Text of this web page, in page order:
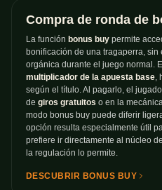
Compra de ronda de
La función bonus buy permite
bonificación de una tragaperra, sin
orgánica durante el juego normal.
multiplicador de la apuesta base
según el título. Al pagarlo, el
de giros gratuitos o en la
modo bonus buy puede diferir
opción resulta especialmente útil
prefiere ir directamente al núcleo
la regulación lo permite.
DESCUBRIR BONUS BUY